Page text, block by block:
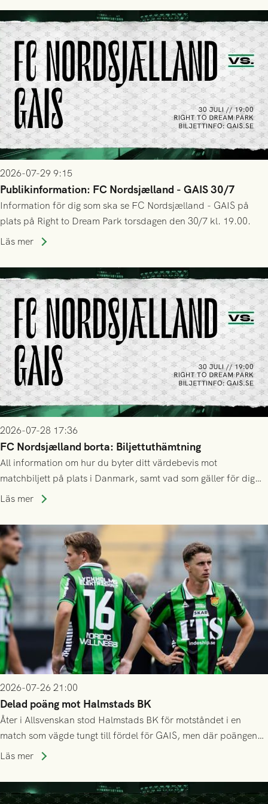
2026-07-29 9:15
Publikinformation: FC Nordsjælland - GAIS 30/7
Information för dig som ska se FC Nordsjælland - GAIS på
plats på Right to Dream Park torsdagen den 30/7 kl. 19.00.
Läs mer
2026-07-28 17:36
FC Nordsjælland borta: Biljettuthämtning
All information om hur du byter ditt värdebevis mot
matchbiljett på plats i Danmark, samt vad som gäller för dig
som står på reservlista eller fått förhinder.
Läs mer
2026-07-26 21:00
Delad poäng mot Halmstads BK
Åter i Allsvenskan stod Halmstads BK för motståndet i en
match som vägde tungt till fördel för GAIS, men där poängen
delades efter dramatik på tilläggstid.
Läs mer